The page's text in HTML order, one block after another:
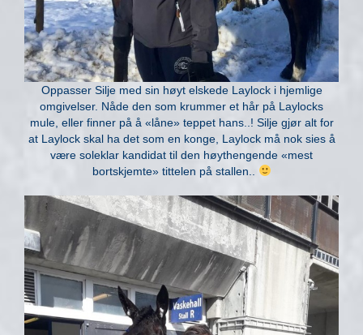
Oppasser Silje med sin høyt elskede Laylock i hjemlige
omgivelser. Nåde den som krummer et hår på Laylocks
mule, eller finner på å «låne» teppet hans..! Silje gjør alt for
at Laylock skal ha det som en konge, Laylock må nok sies å
være soleklar kandidat til den høythengende «mest
bortskjemte» tittelen på stallen..